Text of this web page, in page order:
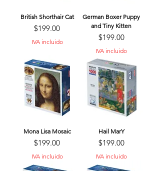
British Shorthair Cat
Precio
$199.00
IVA incluido
German Boxer Puppy
and Tiny Kitten
Precio
$199.00
IVA incluido
Mona Lisa Mosaic
Precio
$199.00
IVA incluido
Hail MarY
Precio
$199.00
IVA incluido